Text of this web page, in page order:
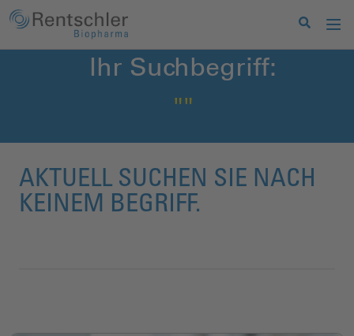
Ihr Suchbegriff:
""
AKTUELL SUCHEN SIE NACH
KEINEM BEGRIFF.